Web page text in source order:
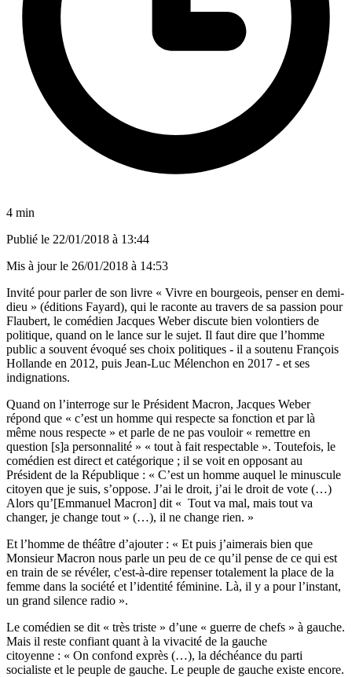
4 min
Publié le 22/01/2018 à 13:44
Mis à jour le 26/01/2018 à 14:53
Invité pour parler de son livre « Vivre en bourgeois, penser en demi-
dieu » (éditions Fayard), qui le raconte au travers de sa passion pour
Flaubert, le comédien Jacques Weber discute bien volontiers de
politique, quand on le lance sur le sujet. Il faut dire que l’homme
public a souvent évoqué ses choix politiques - il a soutenu François
Hollande en 2012, puis Jean-Luc Mélenchon en 2017 - et ses
indignations.
Quand on l’interroge sur le Président Macron, Jacques Weber
répond que « c’est un homme qui respecte sa fonction et par là
même nous respecte » et parle de ne pas vouloir « remettre en
question [s]a personnalité » « tout à fait respectable ». Toutefois, le
comédien est direct et catégorique ; il se voit en opposant au
Président de la République : « C’est un homme auquel le minuscule
citoyen que je suis, s’oppose. J’ai le droit, j’ai le droit de vote (…)
Alors qu’[Emmanuel Macron] dit « Tout va mal, mais tout va
changer, je change tout » (…), il ne change rien. »
Et l’homme de théâtre d’ajouter : « Et puis j’aimerais bien que
Monsieur Macron nous parle un peu de ce qu’il pense de ce qui est
en train de se révéler, c'est-à-dire repenser totalement la place de la
femme dans la société et l’identité féminine. Là, il y a pour l’instant,
un grand silence radio ».
Le comédien se dit « très triste » d’une « guerre de chefs » à gauche.
Mais il reste confiant quant à la vivacité de la gauche
citoyenne : « On confond exprès (…), la déchéance du parti
socialiste et le peuple de gauche. Le peuple de gauche existe encore.